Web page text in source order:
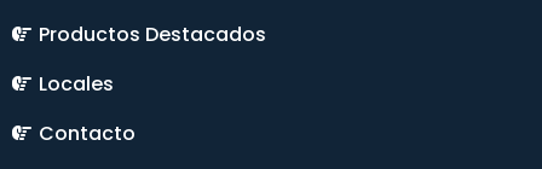
Productos Destacados
Locales
Contacto